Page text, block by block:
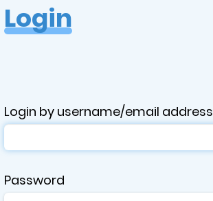
Login
Login by username/email address
Password